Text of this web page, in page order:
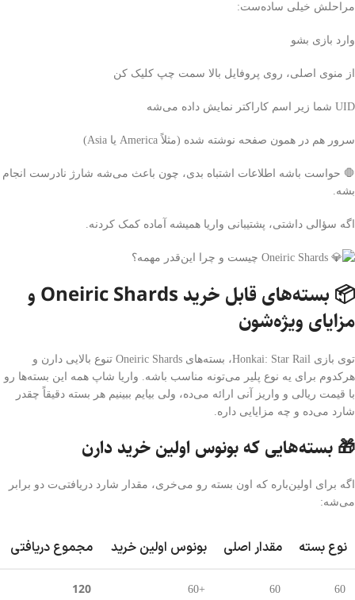
مراحلش خیلی ساده‌ست:
وارد بازی بشو
از منوی اصلی، روی پروفایل بالا سمت چپ کلیک کن
UID شما زیر اسم کاراکتر نمایش داده می‌شه
سرور هم در همون صفحه نوشته شده (مثلاً America یا Asia)
🛑 حواست باشه اطلاعات اشتباه بدی، چون باعث می‌شه شارژ نادرست انجام
بشه.
اگه سؤالی داشتی، پشتیبانی واریا همیشه آماده کمک کردنه.
📦 بسته‌های قابل خرید Oneiric Shards و
مزایای ویژه‌شون
توی بازی Honkai: Star Rail، بسته‌های Oneiric Shards تنوع بالایی دارن و
هرکدوم برای یه نوع پلیر می‌تونه مناسب باشه. واریا شاپ همه این بسته‌ها رو
با قیمت ریالی و واریز آنی ارائه می‌ده، ولی بیایم ببینیم هر بسته دقیقاً چقدر
شارد می‌ده و چه مزایایی داره.
🎁 بسته‌هایی که بونوس اولین خرید دارن
اگه برای اولین‌باره که اون بسته رو می‌خری، مقدار شارد دریافتی‌ت دو برابر
می‌شه:
نوع بسته مقدار اصلی بونوس اولین خرید مجموع دریافتی
60
60
+60
120